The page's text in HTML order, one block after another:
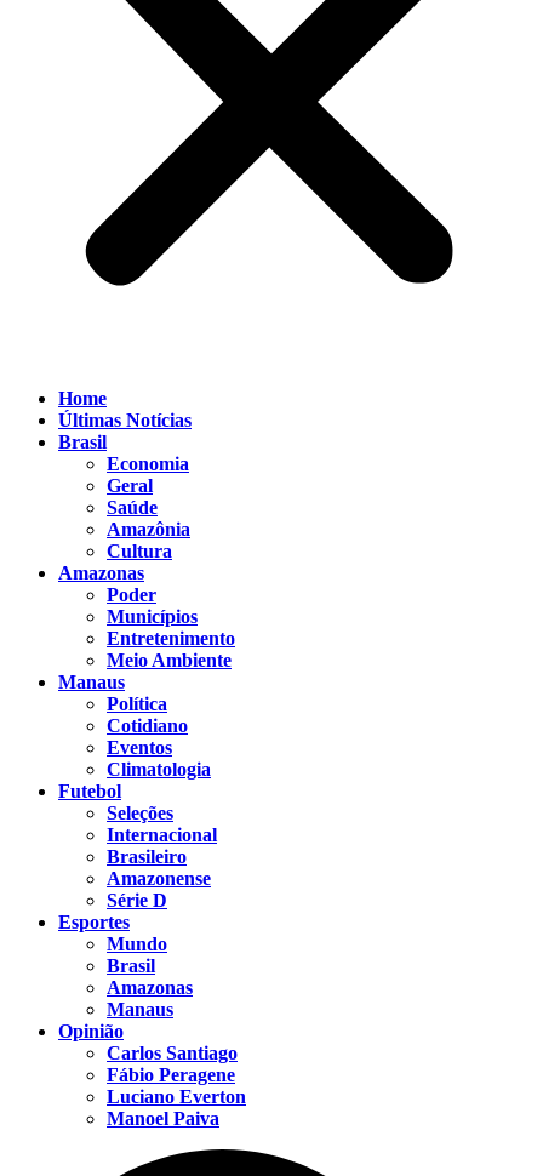
Home
Últimas Notícias
Brasil
Economia
Geral
Saúde
Amazônia
Cultura
Amazonas
Poder
Municípios
Entretenimento
Meio Ambiente
Manaus
Política
Cotidiano
Eventos
Climatologia
Futebol
Seleções
Internacional
Brasileiro
Amazonense
Série D
Esportes
Mundo
Brasil
Amazonas
Manaus
Opinião
Carlos Santiago
Fábio Peragene
Luciano Everton
Manoel Paiva